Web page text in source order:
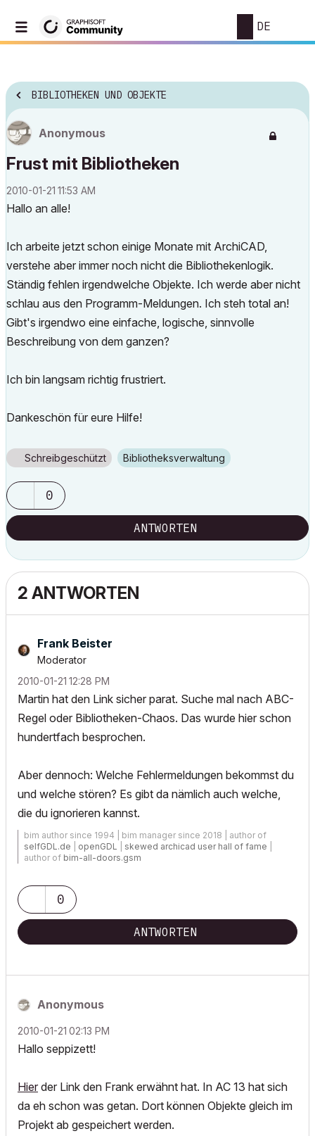
DE
BIBLIOTHEKEN UND OBJEKTE
Anonymous
Frust mit Bibliotheken
‎2010-01-21 11:53 AM
Hallo an alle!
Ich arbeite jetzt schon einige Monate mit ArchiCAD,
verstehe aber immer noch nicht die Bibliothekenlogik.
Ständig fehlen irgendwelche Objekte. Ich werde aber nicht
schlau aus den Programm-Meldungen. Ich steh total an!
Gibt's irgendwo eine einfache, logische, sinnvolle
Beschreibung von dem ganzen?
Ich bin langsam richtig frustriert.
Dankeschön für eure Hilfe!
Schreibgeschützt Bibliotheksverwaltung
0
ANTWORTEN
2 ANTWORTEN
Frank Beister
Moderator
‎2010-01-21 12:28 PM
Martin hat den Link sicher parat. Suche mal nach ABC-
Regel oder Bibliotheken-Chaos. Das wurde hier schon
hundertfach besprochen.
Aber dennoch: Welche Fehlermeldungen bekommst du
und welche stören? Es gibt da nämlich auch welche,
die du ignorieren kannst.
bim author since 1994 | bim manager since 2018 | author of
selfGDL.de
openGDL skewed archicad user hall of fame
author of bim-all-doors.gsm
0
ANTWORTEN
Anonymous
‎2010-01-21 02:13 PM
Hallo seppizett!
Hier der Link den Frank erwähnt hat. In AC 13 hat sich
da eh schon was getan. Dort können Objekte gleich im
Projekt ab gespeichert werden.